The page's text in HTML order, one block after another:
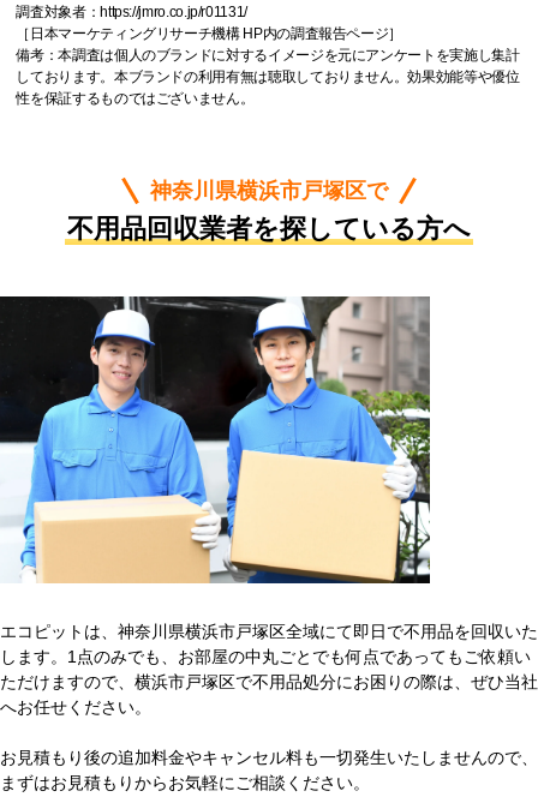
調査対象者：https://jmro.co.jp/r01131/
［日本マーケティングリサーチ機構 HP内の調査報告ページ］
備考：本調査は個人のブランドに対するイメージを元にアンケートを実施し集計
しております。本ブランドの利用有無は聴取しておりません。効果効能等や優位
性を保証するものではございません。
神奈川県横浜市戸塚区で
不用品回収業者を探している方へ
エコピットは、神奈川県横浜市戸塚区全域にて即日で不用品を回収いた
します。1点のみでも、お部屋の中丸ごとでも何点であってもご依頼い
ただけますので、横浜市戸塚区で不用品処分にお困りの際は、ぜひ当社
へお任せください。
お見積もり後の追加料金やキャンセル料も一切発生いたしませんので、
まずはお見積もりからお気軽にご相談ください。